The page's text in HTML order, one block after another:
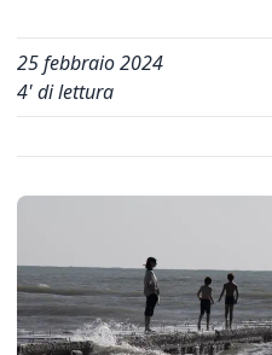
25 febbraio 2024
4' di lettura